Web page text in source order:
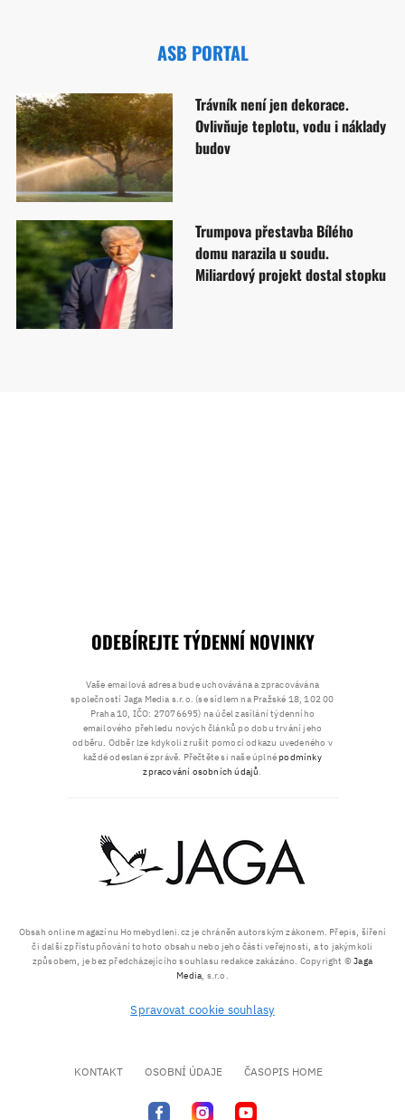
ASB PORTAL
Trávník není jen dekorace.
Ovlivňuje teplotu, vodu i náklady
budov
Trumpova přestavba Bílého
domu narazila u soudu.
Miliardový projekt dostal stopku
Obsah online magazínu Homebydleni.cz je chráněn autorským zákonem. Přepis, šíření
či další zpřístupňování tohoto obsahu nebo jeho části veřejnosti, a to jakýmkoli
způsobem, je bez předcházejícího souhlasu redakce zakázáno. Copyright ©Jaga
Media, s.r.o.
Spravovat cookie souhlasy
ODEBÍREJTE TÝDENNÍ NOVINKY
Vaše emailová adresa bude uchovávána a zpracovávána
společností Jaga Media s.r.o. (se sídlem na Pražské 18, 102 00
Praha 10, IČO: 27076695) na účel zasílání týdenního
emailového přehledu nových článků po dobu trvání jeho
odběru. Odběr lze kdykoli zrušit pomocí odkazu uvedeného v
každé odeslané zprávě. Přečtěte si naše úplnépodmínky
zpracování osobních údajů.
KONTAKT OSOBNÍ ÚDAJE ČASOPIS HOME